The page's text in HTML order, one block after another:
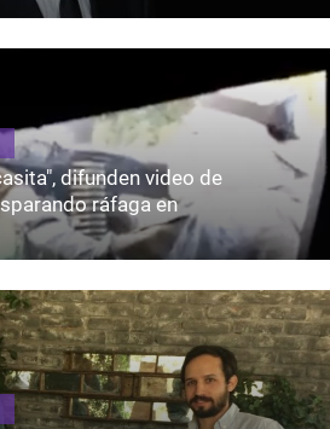
difunden video de
ráfaga en